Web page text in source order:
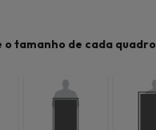
o tamanho de cada quadro